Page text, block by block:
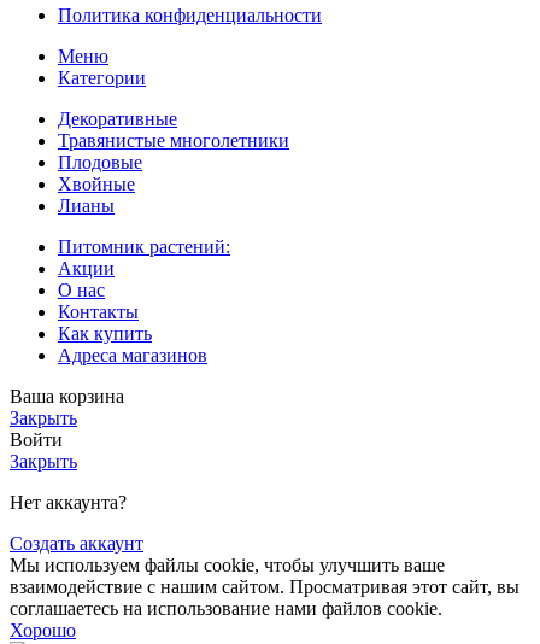
Политика конфиденциальности
Меню
Категории
Декоративные
Травянистые многолетники
Плодовые
Хвойные
Лианы
Питомник растений:
Акции
О нас
Контакты
Как купить
Адреса магазинов
Ваша корзина
Закрыть
Войти
Закрыть
Нет аккаунта?
Создать аккаунт
Мы используем файлы cookie, чтобы улучшить ваше
взаимодействие с нашим сайтом. Просматривая этот сайт, вы
соглашаетесь на использование нами файлов cookie.
Хорошо